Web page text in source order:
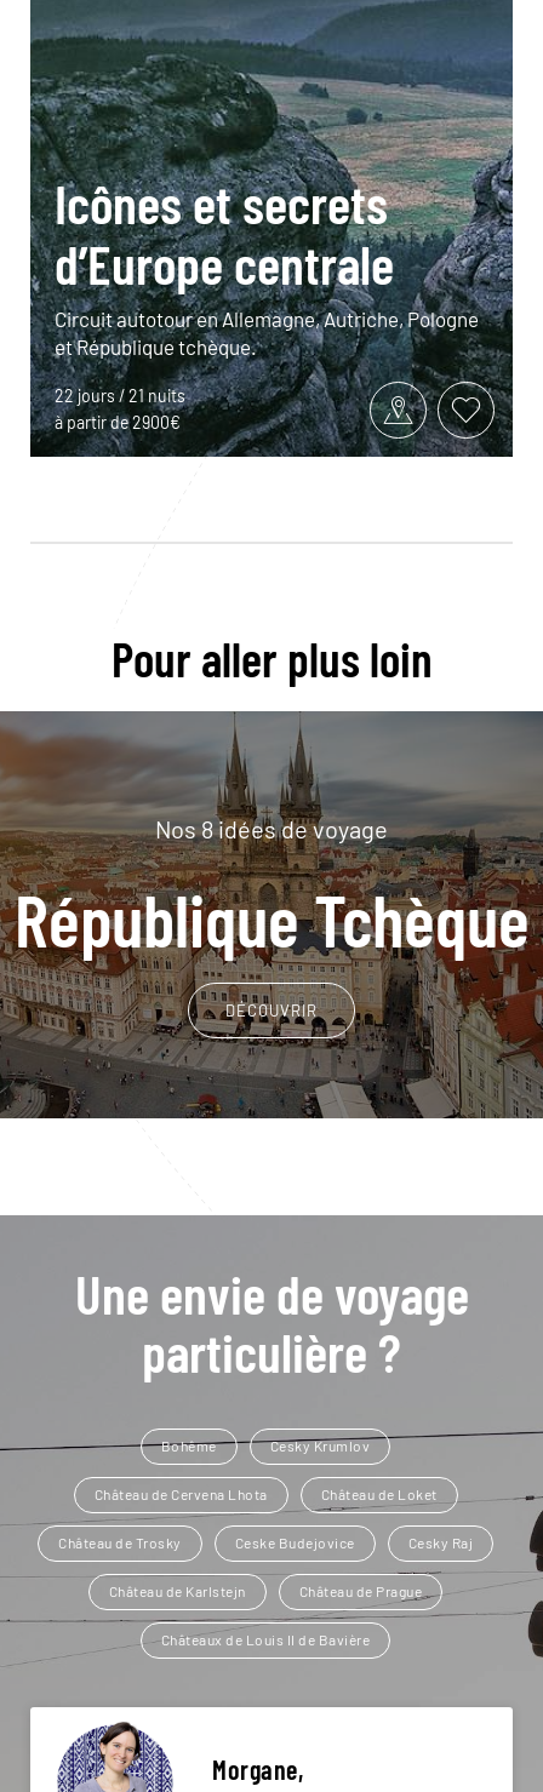
Icônes et secrets
d’Europe centrale
Circuit autotour en Allemagne, Autriche, Pologne
et République tchèque.
22 jours / 21 nuits
à partir de 2900€
Pour aller plus loin
Nos 8 idées de voyage
République Tchèque
DÉCOUVRIR
Une envie de voyage
particulière ?
Bohême Cesky Krumlov
Château de Cervena Lhota Château de Loket
Château de Trosky Ceske Budejovice Cesky Raj
Château de Karlstejn Château de Prague
Châteaux de Louis II de Bavière
Morgane,